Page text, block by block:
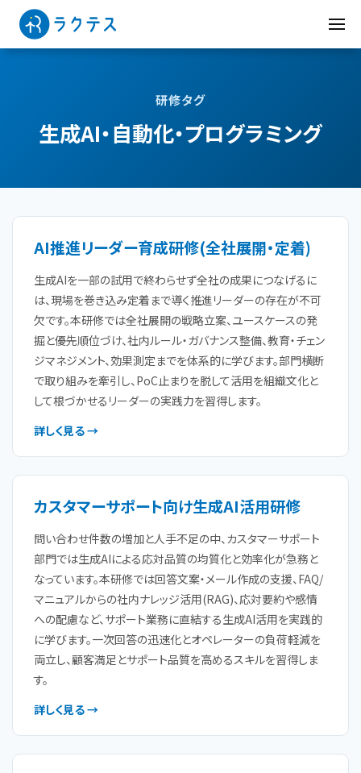
研修タグ
生成AI・自動化・プログラミング
AI推進リーダー育成研修(全社展開・定着)
生成AIを一部の試用で終わらせず全社の成果につなげるに
は、現場を巻き込み定着まで導く推進リーダーの存在が不可
欠です。本研修では全社展開の戦略立案、ユースケースの発
掘と優先順位づけ、社内ルール・ガバナンス整備、教育・チェン
ジマネジメント、効果測定までを体系的に学びます。部門横断
で取り組みを牽引し、PoC止まりを脱して活用を組織文化と
して根づかせるリーダーの実践力を習得します。
詳しく見る →
カスタマーサポート向け生成AI活用研修
問い合わせ件数の増加と人手不足の中、カスタマーサポート
部門では生成AIによる応対品質の均質化と効率化が急務と
なっています。本研修では回答文案・メール作成の支援、FAQ/
マニュアルからの社内ナレッジ活用(RAG)、応対要約や感情
への配慮など、サポート業務に直結する生成AI活用を実践的
に学びます。一次回答の迅速化とオペレーターの負荷軽減を
両立し、顧客満足とサポート品質を高めるスキルを習得しま
す。
詳しく見る →